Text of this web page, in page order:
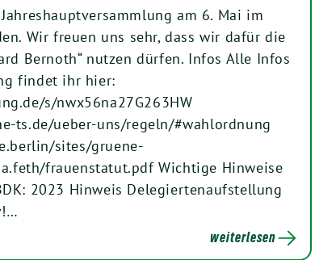
am 6. Mai im
Wir freuen uns sehr, dass wir dafür die
Bernoth“ nutzen dürfen. Infos Alle Infos
findet ihr hier:
s/nwx56na27G263HW
ts.de/ueber-uns/regeln/#wahlordnung
sites/gruene-
frauenstatut.pdf Wichtige Hinweise
2023 Hinweis Delegiertenaufstellung
weiterlesen